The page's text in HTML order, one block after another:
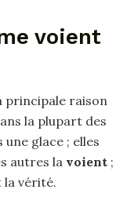
voient
principale raison
la plupart des
une glace ; elles
autres la voient ;
la vérité.